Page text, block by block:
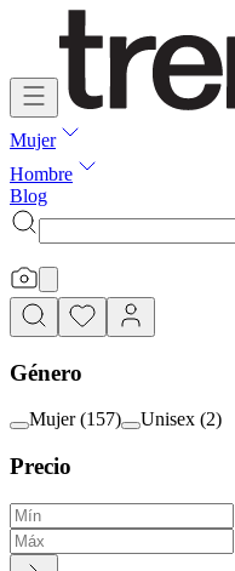
Mujer
Hombre
Blog
Género
Mujer (157) Unisex (2)
Precio